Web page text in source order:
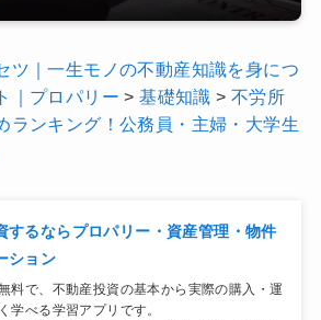
ツ｜一生モノの不動産知識を身につ
｜プロパリー >基礎知識 >不労所
ランキング！公務員・主婦・大学生
するならプロパリー・資産管理・物件
ション
料で、不動産投資の基本から実際の購入・運
学べる学習アプリです。